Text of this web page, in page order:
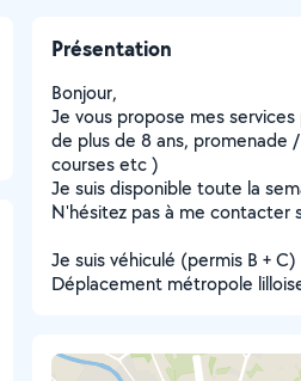
Présentation
Bonjour,
Je vous propose mes
de plus de 8 ans, promenade
courses etc )
Je suis disponible toute la
N'hésitez pas à me contacter
Je suis véhiculé (permis B + C)
Déplacement métropole